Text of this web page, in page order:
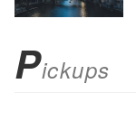
scrollbars=yes'
false;"> シェア
Pickups